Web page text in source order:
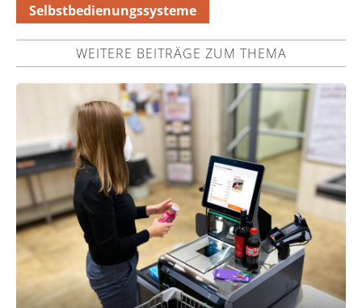
Selbstbedienungssysteme
WEITERE BEITRÄGE ZUM THEMA